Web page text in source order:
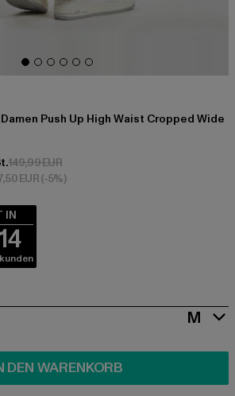
Push Up High Waist Cropped Wide
EUR
149,99 EURAktionspreis: 149,99 EUR
EUR(-5%)
IN
M
DEN WARENKORB